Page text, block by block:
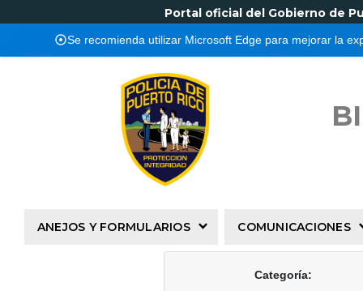
Portal oficial del Gobierno de
Se recomienda utilizar Microsoft Edge para mejorar la
ANEJOS Y FORMULARIOS COMUNICACIONES
Categoría: